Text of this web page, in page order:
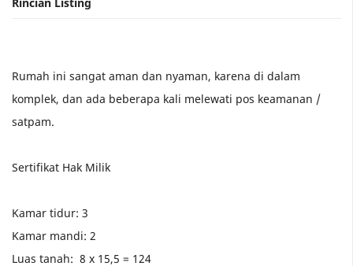
Rumah ini sangat aman dan nyaman, karena di dalam
komplek, dan ada beberapa kali melewati pos keamanan /
satpam.
Sertifikat Hak Milik
Kamar tidur: 3
Kamar mandi: 2
Luas tanah: 8 x 15,5 = 124